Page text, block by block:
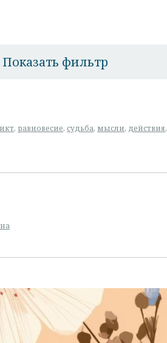
Показать фильтр
, равновесие, судьба, мысли, действия,